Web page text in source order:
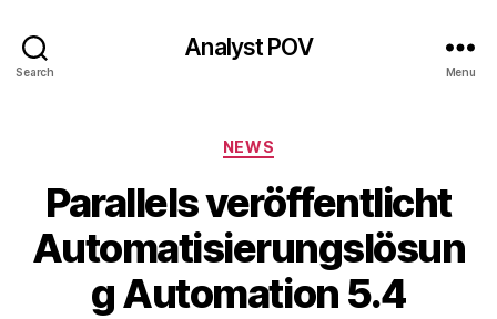
Search
Analyst POV
Menu
Categories
NEWS
Parallels veröffentlicht
Automatisierungslösun
g Automation 5.4